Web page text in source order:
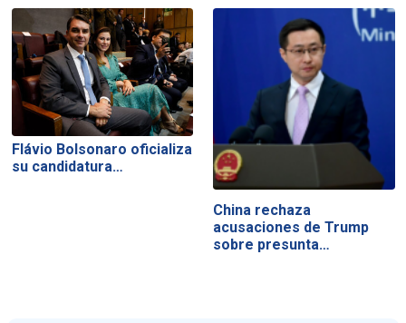
Flávio Bolsonaro oficializa
su candidatura…
China rechaza
acusaciones de Trump
sobre presunta…